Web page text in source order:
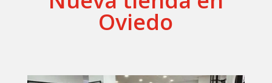
Oviedo